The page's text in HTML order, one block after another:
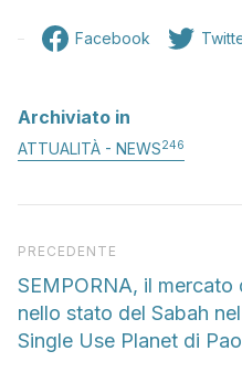
Facebook
Archiviato in
ATTUALITÀ - NEWS246
Articolo precedente
PRECEDENTE
SEMPORNA, il mercato
nello stato del Sabah
Single Use Planet di